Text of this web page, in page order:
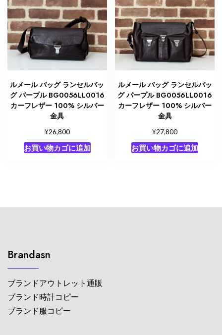
ルメール バッグ ランセルバッ
グ パープル BG0056LL0016
カーフレザー 100% シルバー
金具
¥26,800
お買い物カゴに追加
ルメール バッグ ランセルバッ
グ パープル BG0056LL0016
カーフレザー 100% シルバー
金具
¥27,800
お買い物カゴに追加
Brandasn
ブランドアウトレット通販
ブランド時計コピー
ブランド服コピー